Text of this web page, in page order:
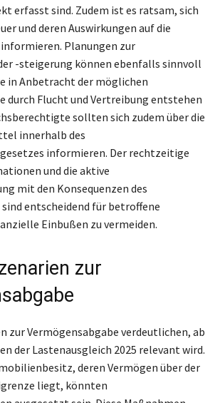
erfasst sind. Zudem ist es ratsam, sich
und deren Auswirkungen auf die
Planungen zur
-steigerung können ebenfalls sinnvoll
in Anbetracht der möglichen
durch Flucht und Vertreibung entstehen
sollten sich zudem über die
innerhalb des
informieren. Der rechtzeitige
und die aktive
mit den Konsequenzen des
entscheidend für betroffene
Einbußen zu vermeiden.
zur
zur Vermögensabgabe verdeutlichen, ab
der Lastenausgleich 2025 relevant wird.
deren Vermögen über der
liegt, könnten